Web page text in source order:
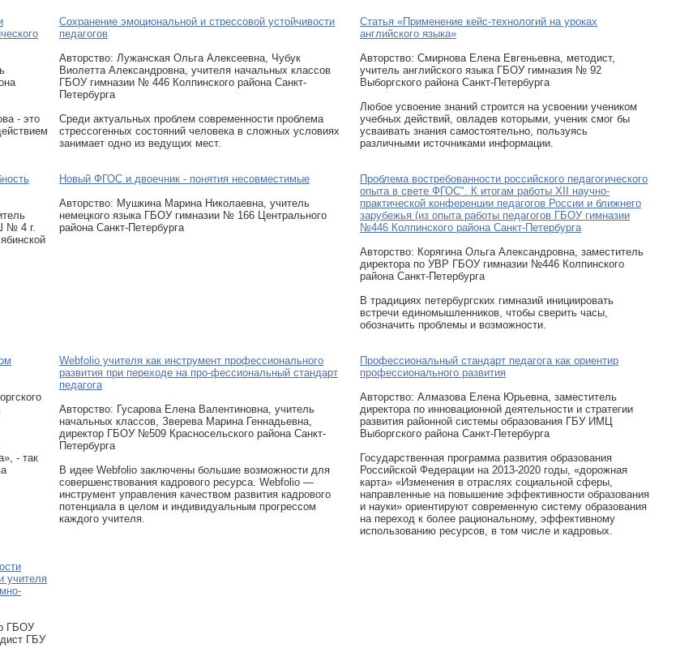
- это
Сохранение эмоциональной и стрессовой устойчивости
педагогов
Авторcтво: Лужанская Ольга Алексеевна, Чубук
Виолетта Александровна, учителя начальных классов
ГБОУ гимназии № 446 Колпинского района Санкт-
Петербурга
Среди актуальных проблем современности проблема
стрессогенных состояний человека в сложных условиях
занимает одно из ведущих мест.
Статья «Применение кейс-технологий на уроках
английского языка»
Авторcтво: Смирнова Елена Евгеньевна, методист,
учитель английского языка ГБОУ гимназия № 92
Выборгского района Санкт-Петербурга
Любое усвоение знаний строится на усвоении учеником
учебных действий, овладев которыми, ученик смог бы
усваивать знания самостоятельно, пользуясь
различными источниками информации.
№ 4 г.
Новый ФГОС и двоечник - понятия несовместимые
Авторcтво: Мушкина Марина Николаевна, учитель
немецкого языка ГБОУ гимназии № 166 Центрального
района Санкт-Петербурга
Проблема востребованности российского педагогического
опыта в свете ФГОС". К итогам работы XII научно-
практической конференции педагогов России и ближнего
зарубежья (из опыта работы педагогов ГБОУ гимназии
№446 Колпинского района Санкт-Петербурга
Авторcтво: Корягина Ольга Александровна, заместитель
директора по УВР ГБОУ гимназии №446 Колпинского
района Санкт-Петербурга
В традициях петербургских гимназий инициировать
встречи единомышленников, чтобы сверить часы,
обозначить проблемы и возможности.
- так
Webfolio учителя как инструмент профессионального
развития при переходе на про-фессиональный стандарт
педагога
Авторcтво: Гусарова Елена Валентиновна, учитель
начальных классов, Зверева Марина Геннадьевна,
директор ГБОУ №509 Красносельского района Санкт-
Петербурга
В идее Webfolio заключены большие возможности для
совершенствования кадрового ресурса. Webfolio —
инструмент управления качеством развития кадрового
потенциала в целом и индивидуальным прогрессом
каждого учителя.
Профессиональный стандарт педагога как ориентир
профессионального развития
Авторcтво: Алмазова Елена Юрьевна, заместитель
директора по инновационной деятельности и стратегии
развития районной системы образования ГБУ ИМЦ
Выборгского района Санкт-Петербурга
Государственная программа развития образования
Российской Федерации на 2013-2020 годы, «дорожная
карта» «Изменения в отраслях социальной сферы,
направленные на повышение эффективности образования
и науки» ориентируют современную систему образования
на переход к более рациональному, эффективному
использованию ресурсов, в том числе и кадровых.
учителя
ГБОУ
ГБУ